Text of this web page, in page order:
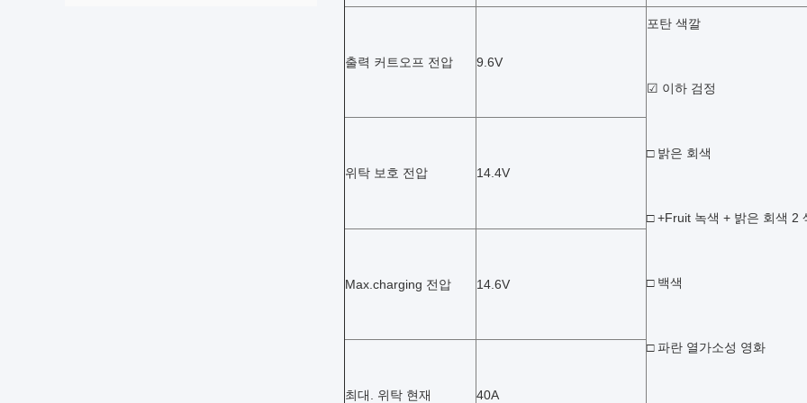
출력 커트오프 전압 9.6V
포탄 색깔
☑ 이하 검정
□ 밝은 회색
□ +Fruit 녹색 + 밝은 회색 2
□ 백색
□ 파란 열가소성 영화
위탁 보호 전압 14.4V
Max.charging 전압 14.6V
최대. 위탁 현재 40A